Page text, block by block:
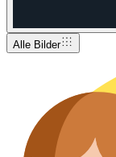
Alle Bilder